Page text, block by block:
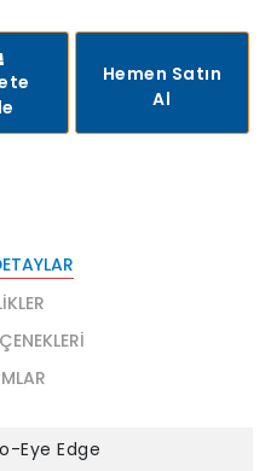
Hemen Satın
Al
Eye Edge